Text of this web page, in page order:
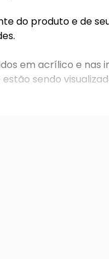
do produto e de
em acrílico e
sendo